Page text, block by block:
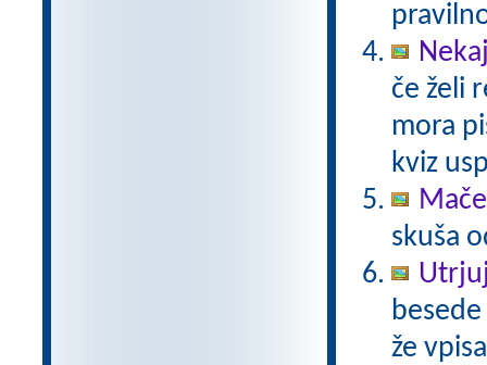
če želi
mora
kviz
skuša
že